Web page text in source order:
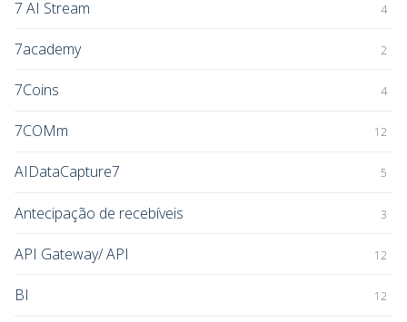
7 AI Stream 4
7academy 2
7Coins 4
7COMm 12
AIDataCapture7 5
Antecipação de recebíveis 3
API Gateway/ API 12
BI 12